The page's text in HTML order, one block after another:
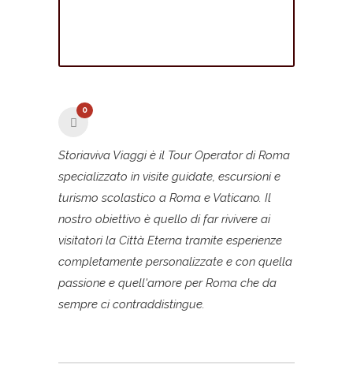
0
Storiaviva Viaggi è il Tour Operator di Roma
specializzato in visite guidate, escursioni e
turismo scolastico a Roma e Vaticano. Il
nostro obiettivo è quello di far rivivere ai
visitatori la Città Eterna tramite esperienze
completamente personalizzate e con quella
passione e quell'amore per Roma che da
sempre ci contraddistingue.